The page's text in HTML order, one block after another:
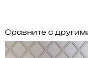
Сравните с